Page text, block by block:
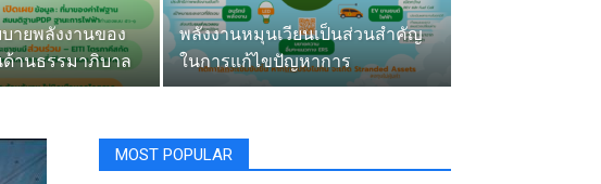
ายพลังงานของ
านธรรมาภิบาล
พลังงานหมุนเวียนเป็นส่วนสำคัญ
ในการแก้ไขปัญหาการ
เปลี่ยนแปลงสภาพภูมิอากาศของ
MOST POPULAR